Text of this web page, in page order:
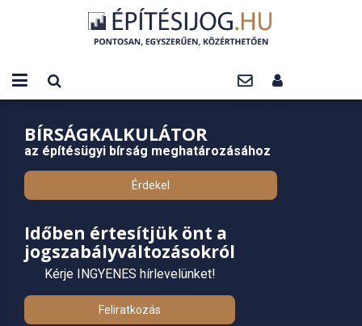
BÍRSÁGKALKULÁTOR
az építésügyi bírság meghatározásához
Érdekel
Időben értesítjük önt a
jogszabályváltozásokról
Kérje INGYENES hírlevelünket!
Feliratkozás